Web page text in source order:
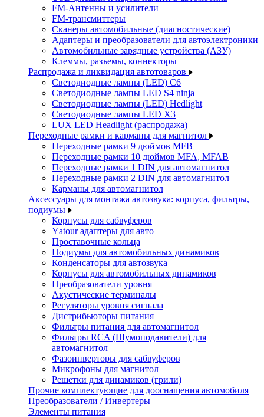
FM-Антенны и усилители
FM-трансмиттеры
Сканеры автомобильные (диагностические)
Адаптеры и преобразователи для автоэлектроники
Автомобильные зарядные устройства (АЗУ)
Клеммы, разъемы, коннекторы
Распродажа и ликвидация автотоваров
Светодиодные лампы (LED) C6
Светодиодные лампы LED S4 ninja
Светодиодные лампы (LED) Hedlight
Светодиодные лампы LED X3
LUX LED Headlight (распродажа)
Переходные рамки и карманы для магнитол
Переходные рамки 9 дюймов MFB
Переходные рамки 10 дюймов MFA, MFAB
Переходные рамки 1 DIN для автомагнитол
Переходные рамки 2 DIN для автомагнитол
Карманы для автомагнитол
Аксессуары для монтажа автозвука: корпуса, фильтры,
подиумы
Корпусы для сабвуферов
Yаtour адаптеры для авто
Проставочные кольца
Подиумы для автомобильных динамиков
Конденсаторы для автозвука
Корпусы для автомобильных динамиков
Преобразователи уровня
Акустические терминалы
Регуляторы уровня сигнала
Дистрибьюторы питания
Фильтры питания для автомагнитол
Фильтры RCA (Шумоподавители) для
автомагнитол
Фазоинверторы для сабвуферов
Микрофоны для магнитол
Решетки для динамиков (грили)
Прочие комплектующие для дооснащения автомобиля
Преобразователи / Инвертеры
Элементы питания